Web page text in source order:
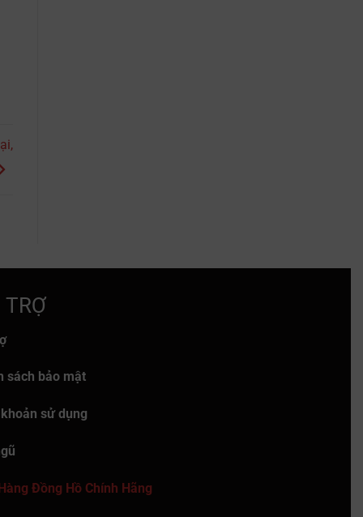
sách bảo mật
sử dụng
Đồng Hồ Chính Hãng